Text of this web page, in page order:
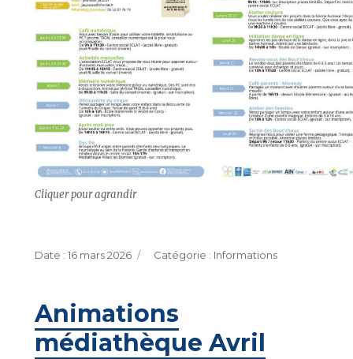
Cliquer pour agrandir
Publié
16 mars 2026 Catégories
Informations
Animations
médiathèque Avril